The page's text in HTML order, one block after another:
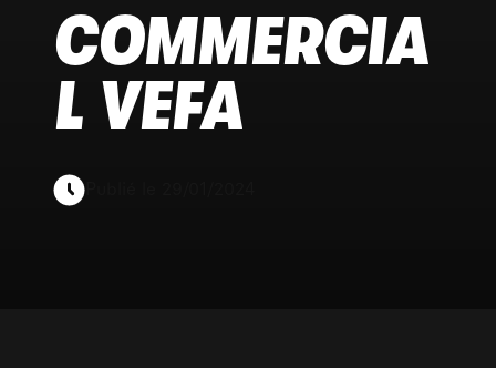
COMMERCIA
L VEFA